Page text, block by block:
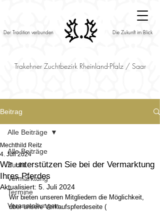
Der Tradition verbunden Die Zukunft im Blick
Trakehner Zuchtbezirk Rheinland-Pfalz / Saar
Beitrag
Alle Beiträge
Zucht
Vermarktung
Termine
Veranstaltungen
Alle Beiträge
Wir unterstützen Sie bei der Vermarktung
Ihres Pferdes
Mechthild Reitz
4. Juli 2024
Aktualisiert: 5. Juli 2024
Wir bieten unseren Mitgliedern die Möglichkeit,
über unsere Verkaufspferdeseite (